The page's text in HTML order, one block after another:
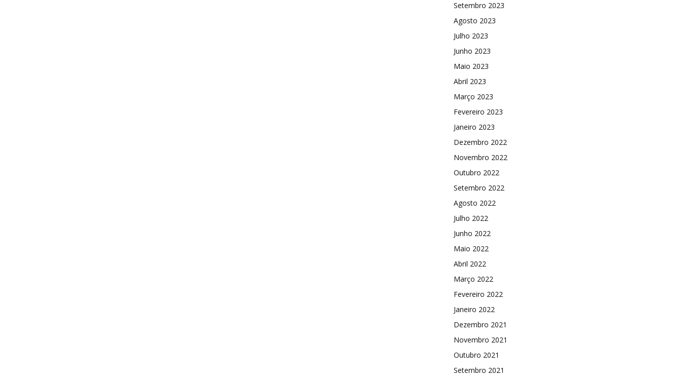
Setembro 2023
Agosto 2023
Julho 2023
Junho 2023
Maio 2023
Abril 2023
Março 2023
Fevereiro 2023
Janeiro 2023
Dezembro 2022
Novembro 2022
Outubro 2022
Setembro 2022
Agosto 2022
Julho 2022
Junho 2022
Maio 2022
Abril 2022
Março 2022
Fevereiro 2022
Janeiro 2022
Dezembro 2021
Novembro 2021
Outubro 2021
Setembro 2021